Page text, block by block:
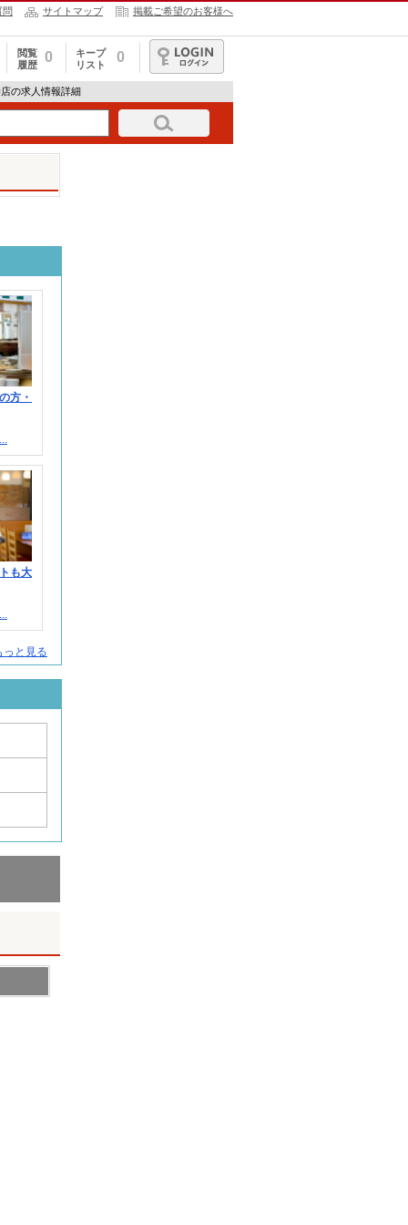
問 サイトマップ 掲載ご希望のお客様へ
閲覧
履歴
0
キープ
リスト
0
ログイン
の求人情報詳細
方・
も大
と見る